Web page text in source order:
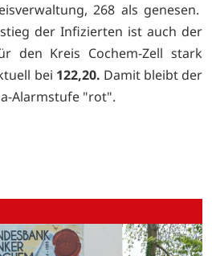
268 als genesen.
der Infizierten ist auch der
den Kreis Cochem-Zell stark
bei 122,20. Damit bleibt der
Alarmstufe "rot".